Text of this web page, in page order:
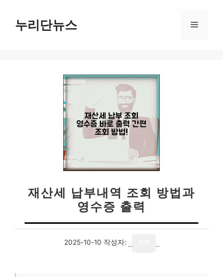
누리단뉴스 메
재산세 납부내역 조회 방법과
영수증 출력
2025-10-10 작성자: